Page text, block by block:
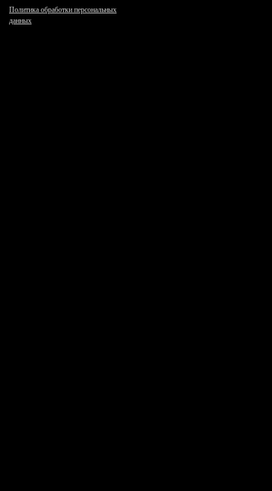
Политика обработки персональных
данных